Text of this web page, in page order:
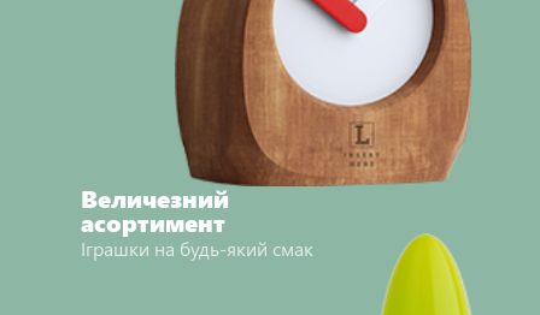
Величезний
асортимент
Іграшки на будь-який смак